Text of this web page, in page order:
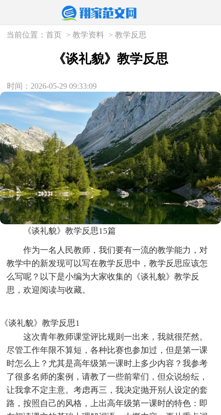
当前位置：首页 >教学资料 >教学反思
《谈礼貌》教学反思
时间：2026-05-29 09:33:09
《谈礼貌》教学反思15篇
作为一名人民教师，我们要有一流的教学能力，对
教学中的新发现可以写在教学反思中，教学反思应该怎
么写呢？以下是小编为大家收集的《谈礼貌》教学反
思，欢迎阅读与收藏。
《谈礼貌》教学反思1
这次青年教师课堂评比规则一出来，我就很茫然。
尽管工作年限不算短，各种比赛也参加过，但是第一课
时怎么上？尤其是高年级第一课时上多少内容？我参考
了很多名师的案例，请教了一些前辈们，但众说纷纭，
让我拿不定主意。考虑再三，我决定抛开别人设定的套
路，按照自己的风格，上出高年级第一课时的特色：即